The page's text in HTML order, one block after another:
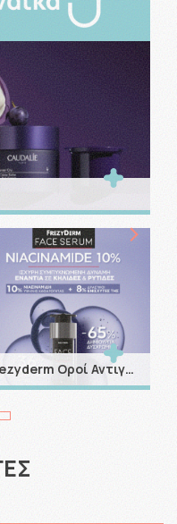
Frezyderm Οροί Αντιγήρανσης